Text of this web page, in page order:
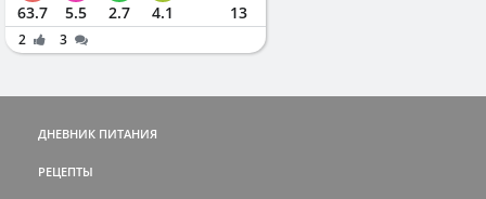
63.7 5.5 2.7 4.1 13
2 3
ДНЕВНИК ПИТАНИЯ
РЕЦЕПТЫ